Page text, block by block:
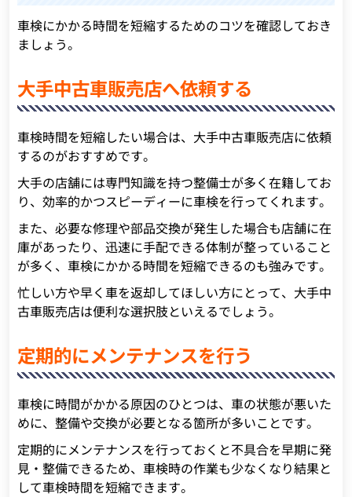
車検にかかる時間を短縮するためのコツを確認しておき
ましょう。
大手中古車販売店へ依頼する
車検時間を短縮したい場合は、大手中古車販売店に依頼
するのがおすすめです。
大手の店舗には専門知識を持つ整備士が多く在籍してお
り、効率的かつスピーディーに車検を行ってくれます。
また、必要な修理や部品交換が発生した場合も店舗に在
庫があったり、迅速に手配できる体制が整っていること
が多く、車検にかかる時間を短縮できるのも強みです。
忙しい方や早く車を返却してほしい方にとって、大手中
古車販売店は便利な選択肢といえるでしょう。
定期的にメンテナンスを行う
車検に時間がかかる原因のひとつは、車の状態が悪いた
めに、整備や交換が必要となる箇所が多いことです。
定期的にメンテナンスを行っておくと不具合を早期に発
見・整備できるため、車検時の作業も少なくなり結果と
して車検時間を短縮できます。